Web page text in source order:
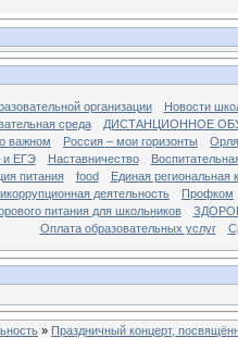
организации
Новости
среда
ДИСТАНЦИОННОЕ
важном Россия – мои горизонты
и ЕГЭ Наставничество
питания food
Единая региональная
деятельность
Профком
питания для школьников
Оплата образовательных услуг
» Праздничный концерт,